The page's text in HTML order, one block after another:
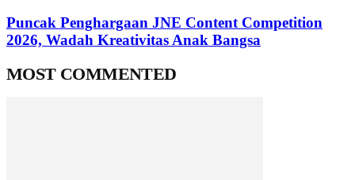
Puncak Penghargaan JNE Content Competition
2026, Wadah Kreativitas Anak Bangsa
MOST COMMENTED